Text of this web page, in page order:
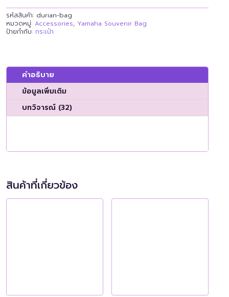
รหัสสินค้า: durian-bag
หมวดหมู่: Accessories, Yamaha Souvenir Bag
ป้ายกำกับ: กระเป๋า
คำอธิบาย
ข้อมูลเพิ่มเติม
บทวิจารณ์ (32)
สินค้าที่เกี่ยวข้อง